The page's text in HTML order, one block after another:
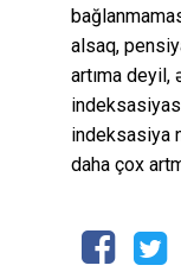
alsaq,
artıma deyil,
indeksasiya
daha çox